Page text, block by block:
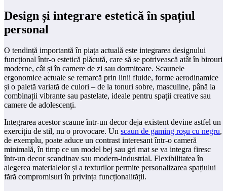
Design și integrare estetică în spațiul
personal
O tendință importantă în piața actuală este integrarea designului
funcțional într-o estetică plăcută, care să se potrivească atât în birouri
moderne, cât și în camere de zi sau dormitoare. Scaunele
ergonomice actuale se remarcă prin linii fluide, forme aerodinamice
și o paletă variată de culori – de la tonuri sobre, masculine, până la
combinații vibrante sau pastelate, ideale pentru spații creative sau
camere de adolescenți.
Integrarea acestor scaune într-un decor deja existent devine astfel un
exercițiu de stil, nu o provocare. Un scaun de gaming roșu cu negru,
de exemplu, poate aduce un contrast interesant într-o cameră
minimală, în timp ce un model bej sau gri mat se va integra firesc
într-un decor scandinav sau modern-industrial. Flexibilitatea în
alegerea materialelor și a texturilor permite personalizarea spațiului
fără compromisuri în privința funcționalității.